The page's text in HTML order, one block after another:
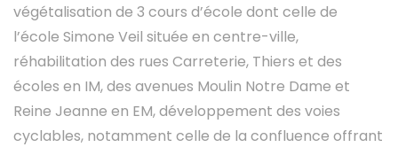
végétalisation de 3 cours d’école dont celle de
l’école Simone Veil située en centre-ville,
réhabilitation des rues Carreterie, Thiers et des
écoles en IM, des avenues Moulin Notre Dame et
Reine Jeanne en EM, développement des voies
cyclables, notamment celle de la confluence offrant